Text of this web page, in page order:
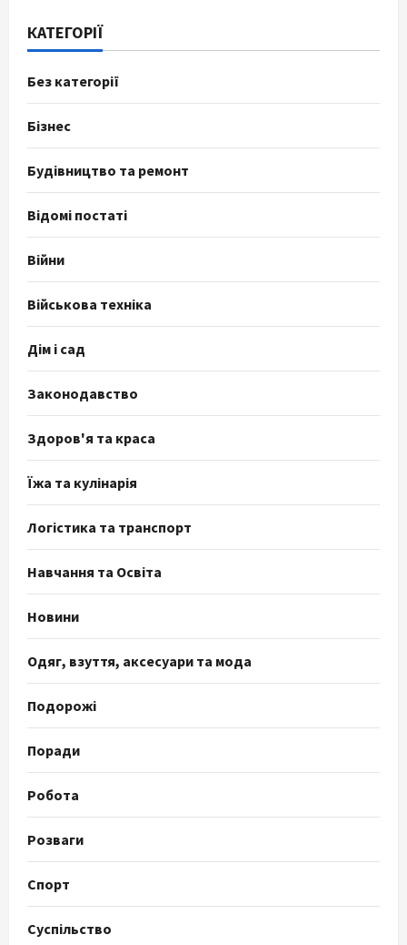
КАТЕГОРІЇ
Без категорії
Бізнес
Будівництво та ремонт
Відомі постаті
Війни
Військова техніка
Дім і сад
Законодавство
Здоров'я та краса
Їжа та кулінарія
Логістика та транспорт
Навчання та Освіта
Новини
Одяг, взуття, аксесуари та мода
Подорожі
Поради
Робота
Розваги
Спорт
Суспільство